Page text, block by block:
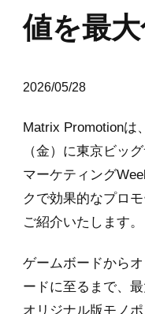
値を最
2026/05/28
Matrix Promotionは
（金）に東京ビッ
マーケティング
クで効果的なプロ
ご紹介いたします。
ゲームボードから
ードに至るまで、
オリジナル版モノ